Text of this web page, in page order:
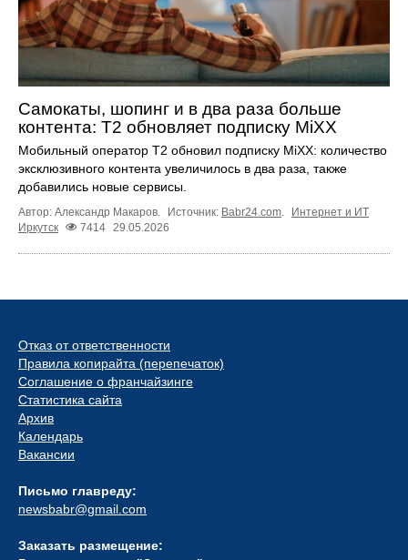
Самокаты, шопинг и в два раза больше
контента: Т2 обновляет подписку MiXX
Мобильный оператор Т2 обновил подписку MiXX: количество
эксклюзивного контента увеличилось в два раза, также
добавились новые сервисы.
Автор: Александр Макаров. Источник: Babr24.com
Интернет и ИТ
Иркутск
7414 29.05.2026
Отказ от ответственности
Правила копирайта (перепечаток)
Соглашение о франчайзинге
Статистика сайта
Архив
Календарь
Вакансии
Письмо главреду:
newsbabr@gmail.com
Заказать размещение: